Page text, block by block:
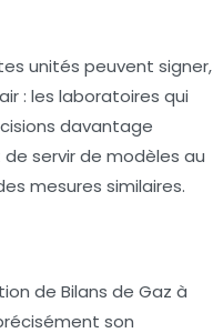
unités peuvent signer,
: les laboratoires qui
davantage
servir de modèles au
mesures similaires.
de Bilans de Gaz à
son